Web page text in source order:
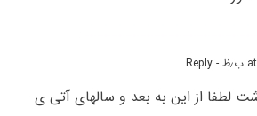
- Reply
لطفا از این به بعد و سالهای آتی ی